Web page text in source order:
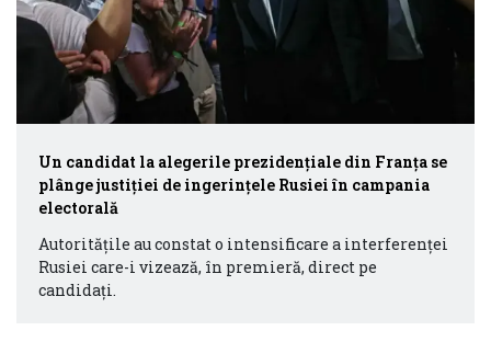
Un candidat la alegerile prezidenţiale din Franţa se
plânge justiţiei de ingerinţele Rusiei în campania
electorală
Autorităţile au constat o intensificare a interferenței
Rusiei care-i vizează, în premieră, direct pe
candidaţi.